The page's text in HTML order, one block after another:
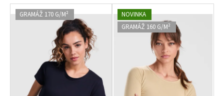
V
ý GRAMÁŽ 170 G/M²
NOVINKA
GRAMÁŽ 160 G/M²